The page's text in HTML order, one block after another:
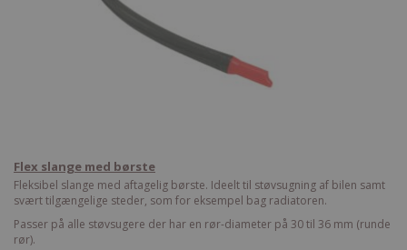
Flex slange med børste
Fleksibel slange med aftagelig børste. Ideelt til støvsugning af bilen samt
svært tilgængelige steder, som for eksempel bag radiatoren.
Passer på alle støvsugere der har en rør-diameter på 30 til 36 mm (runde
rør).